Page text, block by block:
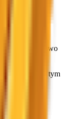
wybrani losowo
zdobędziesz i tym